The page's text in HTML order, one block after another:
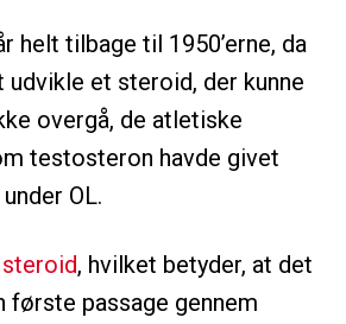
helt tilbage til 1950’erne, da
udvikle et steroid, der kunne
overgå, de atletiske
testosteron havde givet
OL.
, hvilket betyder, at det
første passage gennem